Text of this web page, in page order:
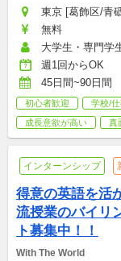
東京 [葛飾区/青
無料
大学生・専門学
週1回からOK
45日間~90日間
初心者歓迎 学校/
成長意欲が高い
真
インターンシップ
得意の英語を活
流授業のバイリ
ト募集中！！
With The World